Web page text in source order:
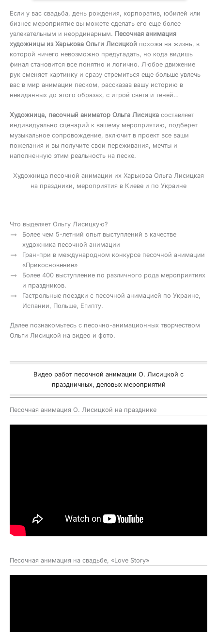
Если у вас свадьба, день рождения, корпоратив, юбилей или
бизнес мероприятие вы можете сделать его еще более
увлекательным и неординарным. Песочная анимация
художницы из Харькова Ольги Лисицкой похожа на жизнь, в
которой ничего невозможно предугадать, но кода видишь
финал становится все понятно и логично. Любое движение
рук сменяет картинку и сразу стремиться еще больше увлечь
вас в мир анимации песком, рассказав вашу историю в
невиданных до этого образах, с игрой света и теней…
Художница, песочный аниматор Ольга Лисицка составляет
индивидуально сценарий к вашему мероприятию, подберет
музыкальное сопровождение, включит в проект все ваши
пожелания и вы получите свои переживания, мечты и
наполненную этим реальность на песке.
Художница песочной анимации их Харькова Ольга Лисицкая
на праздники, мероприятия в Киеве и по Украине
Что выделяет Ольгу Лисицкую?
Более чем 5-летний опыт выступлений в качестве
художника песочной анимации
Гран-при в международном конкурсе песочной анимации
«Прикосновение»
Более 400 выступление по различного рода мероприятиях
и праздников.
Гастрольные поездки с песочной анимацией по Украине,
Испании, Польше, Египту.
Далее познакомьтесь с песочно-анимационных творчеством
Ольги Лисицкой на видео и фото.
Видео работ песочной анимации О. Лисицкой с
праздничных, деловых мероприятий
Песочная анимация О. Лисицкой на празднике
Песочная анимация на свадьбе, «Love Story»